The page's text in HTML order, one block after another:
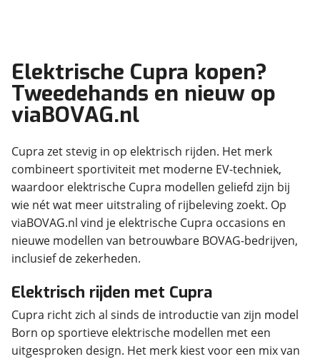
Elektrische Cupra kopen?
Tweedehands en nieuw op
viaBOVAG.nl
Cupra zet stevig in op elektrisch rijden. Het merk
combineert sportiviteit met moderne EV-techniek,
waardoor elektrische Cupra modellen geliefd zijn bij
wie nét wat meer uitstraling of rijbeleving zoekt. Op
viaBOVAG.nl vind je elektrische Cupra occasions en
nieuwe modellen van betrouwbare BOVAG-bedrijven,
inclusief de zekerheden.
Elektrisch rijden met Cupra
Cupra richt zich al sinds de introductie van zijn model
Born op sportieve elektrische modellen met een
uitgesproken design. Het merk kiest voor een mix van